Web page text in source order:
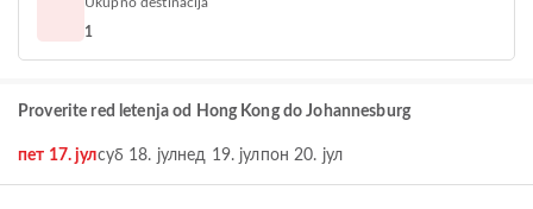
1
Proverite red letenja od Hong Kong do Johannesburg
пет 17. јулсуб 18. јулнед 19. јулпон 20. јул